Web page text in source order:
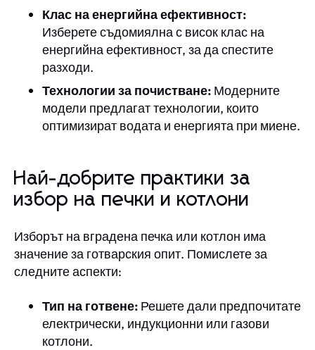
Клас на енергийна ефективност:
Изберете съдомиялна с висок клас на
енергийна ефективност, за да спестите
разходи.
Технологии за почистване: Модерните
модели предлагат технологии, които
оптимизират водата и енергията при миене.
Най-добрите практики за
избор на печки и котлони
Изборът на вградена печка или котлон има
значение за готварския опит. Помислете за
следните аспекти:
Тип на готвене: Решете дали предпочитате
електрически, индукционни или газови
котлони.